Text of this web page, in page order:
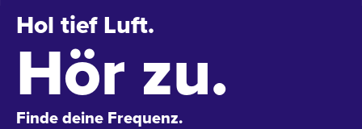
Hol tief Luft.
Hör zu.
Finde deine Frequenz.